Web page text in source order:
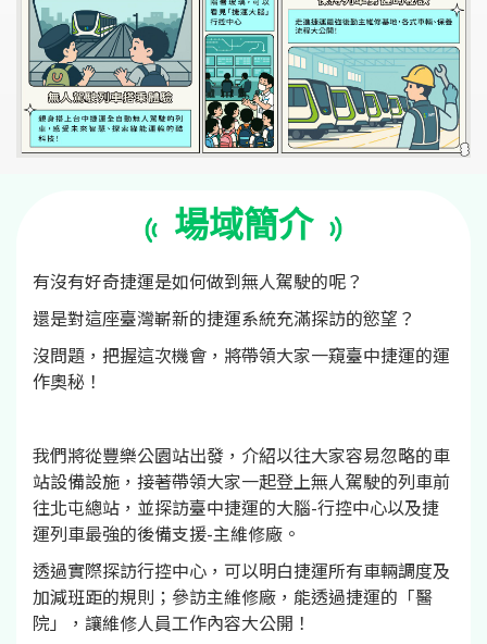
場域簡介
有沒有好奇捷運是如何做到無人駕駛的呢？
還是對這座臺灣嶄新的捷運系統充滿探訪的慾望？
沒問題，把握這次機會，將帶領大家一窺臺中捷運的運
作奧秘！
我們將從豐樂公園站出發，介紹以往大家容易忽略的車
站設備設施，接著帶領大家一起登上無人駕駛的列車前
往北屯總站，並探訪臺中捷運的大腦-行控中心以及捷
運列車最強的後備支援-主維修廠。
透過實際探訪行控中心，可以明白捷運所有車輛調度及
加減班距的規則；參訪主維修廠，能透過捷運的「醫
院」，讓維修人員工作內容大公開！